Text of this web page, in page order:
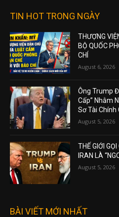
TIN HOT TRONG NGÀY
THƯỢNG
BỘ QUỐC
CHÍ
August 6, 2026
Ông Trump
Cấp” Nhằm
Sơ Tài Chính
August 5, 2026
THẾ GIỚI
IRAN LÀ
August 5, 2026
BÀI VIẾT MỚI NHẤT